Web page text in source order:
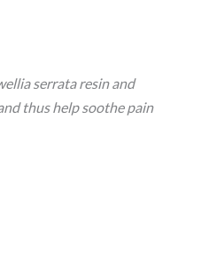
serrata resin and
thus help soothe pain